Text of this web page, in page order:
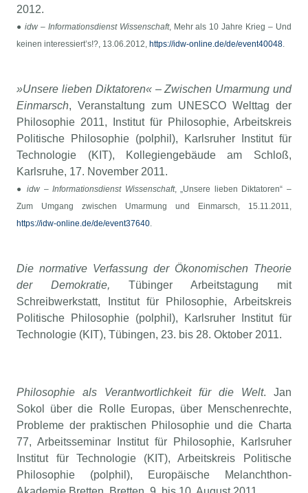
2012.
●idw – Informationsdienst Wissenschaft, Mehr als 10 Jahre Krieg – Und
keinen interessiert’s!?, 13.06.2012, https://idw-online.de/de/event40048.
»Unsere lieben Diktatoren«– Zwischen Umarmung und
Einmarsch, Veranstaltung zum UNESCO Welttag der
Philosophie 2011, Institut für Philosophie, Arbeitskreis
Politische Philosophie (polphil), Karlsruher Institut für
Technologie (KIT), Kollegiengebäude am Schloß,
Karlsruhe, 17. November 2011.
●idw – Informationsdienst Wissenschaft, „Unsere lieben Diktatoren“ –
Zum Umgang zwischen Umarmung und Einmarsch, 15.11.2011,
https://idw-online.de/de/event37640.
Die normative Verfassung der Ökonomischen Theorie
der Demokratie, Tübinger Arbeitstagung mit
Schreibwerkstatt, Institut für Philosophie, Arbeitskreis
Politische Philosophie (polphil), Karlsruher Institut für
Technologie (KIT), Tübingen, 23. bis 28. Oktober 2011.
Philosophie als Verantwortlichkeit für die Welt. Jan
Sokol über die Rolle Europas, über Menschenrechte,
Probleme der praktischen Philosophie und die Charta
77, Arbeitsseminar Institut für Philosophie, Karlsruher
Institut für Technologie (KIT), Arbeitskreis Politische
Philosophie (polphil), Europäische Melanchthon-